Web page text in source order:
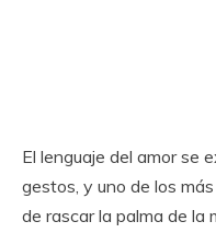
El lenguaje del amor se
gestos, y uno de los
de rascar la palma de la